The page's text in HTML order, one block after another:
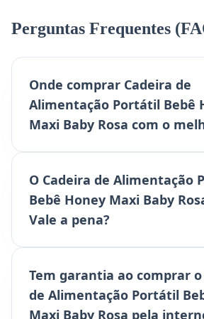
Perguntas Frequentes
Onde comprar Cadeira de
Alimentação Portátil Bebê
Maxi Baby Rosa com o
O Cadeira de Alimentação
Bebê Honey Maxi Baby
Vale a pena?
Tem garantia ao comprar o
de Alimentação Portátil
Maxi Baby Rosa pela